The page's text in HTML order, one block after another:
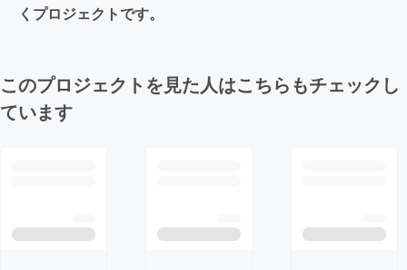
くプロジェクトです。
このプロジェクトを見た人はこちらもチェックし
ています